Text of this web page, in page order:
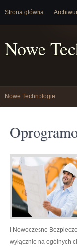
Strona główna
Nowe
Nowe Technologie
i Nowoczesne
wyłącznie na ogólnych